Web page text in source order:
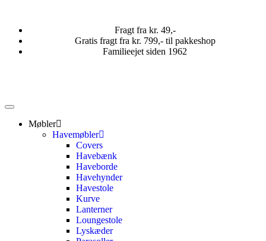
Fragt fra kr. 49,-
Gratis fragt fra kr. 799,- til pakkeshop
Familieejet siden 1962
Møbler
Havemøbler
Covers
Havebænk
Haveborde
Havehynder
Havestole
Kurve
Lanterner
Loungestole
Lyskæder